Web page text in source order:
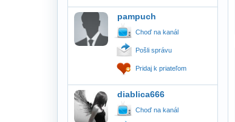
pampuch
Choď na kanál
Pošli správu
Pridaj k priateľom
diablica666
Choď na kanál